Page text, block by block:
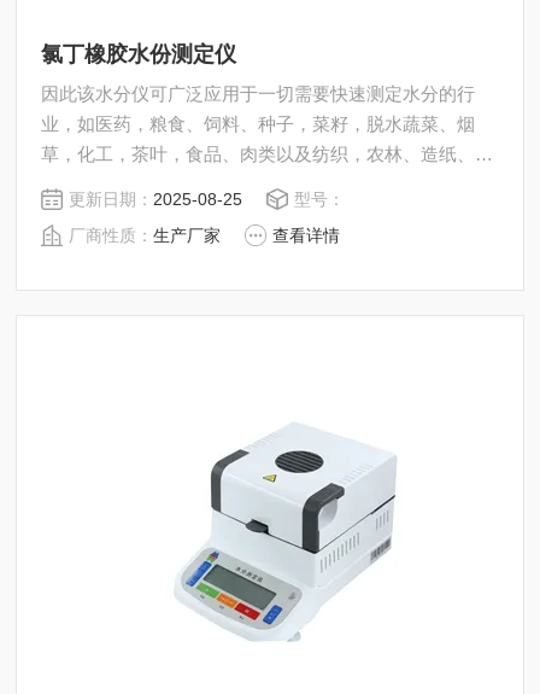
氯丁橡胶水份测定仪
因此该水分仪可广泛应用于一切需要快速测定水分的行
业，如医药，粮食、饲料、种子，菜籽，脱水蔬菜、烟
草，化工，茶叶，食品、肉类以及纺织，农林、造纸、橡
胶、塑胶、纺织等行业中的实验室与生产过程中。同时满
足固体、颗粒、粉末、胶状体及液体含水率的测定要求，
深圳市后王电子科技有限公司始终立志于为用户提供多用
更新日期： 2025-08-25
型号：
厂商性质：生产厂家 查看详情